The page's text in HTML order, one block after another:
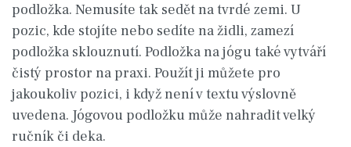
podložka. Nemusíte tak sedět na tvrdé zemi. U
pozic, kde stojíte nebo sedíte na židli, zamezí
podložka sklouznutí. Podložka na jógu také vytváří
čistý prostor na praxi. Použít ji můžete pro
jakoukoliv pozici, i když není v textu výslovně
uvedena. Jógovou podložku může nahradit velký
ručník či deka.